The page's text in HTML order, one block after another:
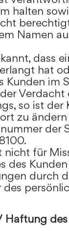
halten
Namen
dass
hat
Kunden im
Verdacht
so ist
zu
der
für
des
durch
des